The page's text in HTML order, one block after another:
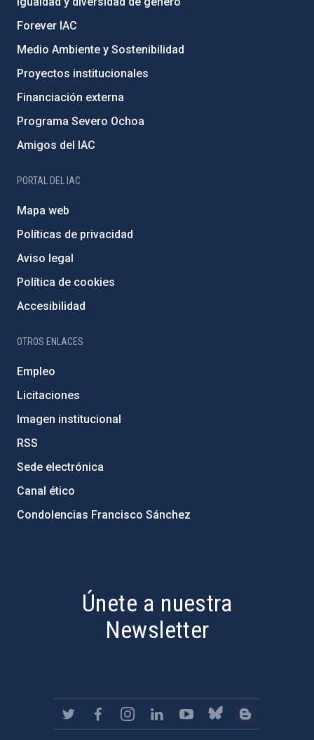
Forever IAC
Medio Ambiente y Sostenibilidad
Proyectos institucionales
Financiación externa
Programa Severo Ochoa
Amigos del IAC
PORTAL DEL IAC
Mapa web
Políticas de privacidad
Aviso legal
Política de cookies
Accesibilidad
OTROS ENLACES
Empleo
Licitaciones
Imagen institucional
RSS
Sede electrónica
Canal ético
Condolencias Francisco Sánchez
Únete a nuestra
Newsletter